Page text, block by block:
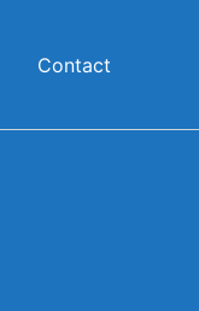
Contact